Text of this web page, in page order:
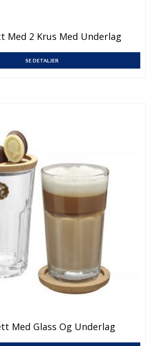
Med 2 Krus Med Underlag
SE DETALJER
Med Glass Og Underlag